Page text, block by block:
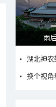
秋意浓
湖北神农
换个视角